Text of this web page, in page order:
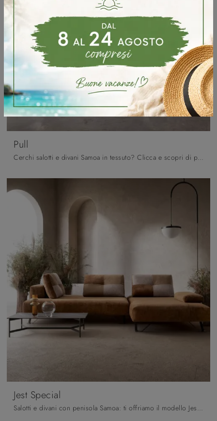
Pull
Cerchi salotti e divani Samoa in tessuto? Clicca e scopri di più sul modello Pull per spazi design.
Jest Special
Salotti e divani con penisola Samoa: ti offriamo il modello Jest Special in tessuto per completare il soggiorno.